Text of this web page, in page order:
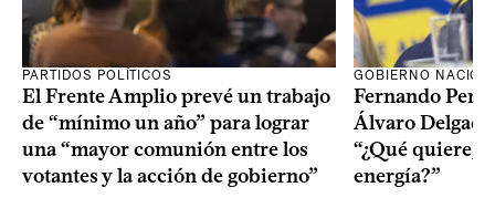
PARTIDOS POLÍTICOS
El Frente Amplio prevé un trabajo
de “mínimo un año” para lograr
una “mayor comunión entre los
votantes y la acción de gobierno”
GOBIERNO
Fernando
Álvaro
“¿Qué quiere,
energía?”